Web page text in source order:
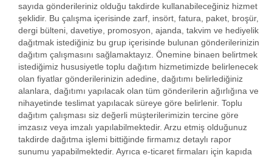
sayıda gönderileriniz olduğu takdirde kullanabileceğiniz hizmet
şeklidir. Bu çalışma içerisinde zarf, insört, fatura, paket, broşür,
dergi bülteni, davetiye, promosyon, ajanda, takvim ve hediyelik
dağıtmak istediğiniz bu grup içerisinde bulunan gönderilerinizin
dağıtım çalışmasını sağlamaktayız. Önemine binaen belirtmek
istediğimiz hususiyetle toplu dağıtım hizmetimizde belirlenecek
olan fiyatlar gönderilerinizin adedine, dağıtımı belirlediğiniz
alanlara, dağıtımı yapılacak olan tüm gönderilerin ağırlığına ve
nihayetinde teslimat yapılacak süreye göre belirlenir. Toplu
dağıtım çalışması siz değerli müşterilerimizin tercine göre
imzasız veya imzalı yapılabilmektedir. Arzu etmiş olduğunuz
takdirde dağıtma işlemi bittiğinde firmamız detaylı rapor
sunumu yapabilmektedir. Ayrıca e-ticaret firmaları için kapıda